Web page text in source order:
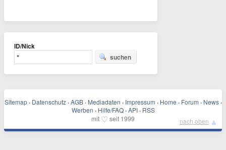
ID/Nick
suchen
Sitemap · Datenschutz · AGB · Mediadaten · Impressum · Home · Forum · News ·
Werben · Hilfe/FAQ · API · RSS
mit ♡ seit 1999 nach oben ▲